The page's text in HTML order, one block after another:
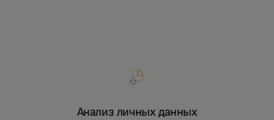
Анализ личных данных